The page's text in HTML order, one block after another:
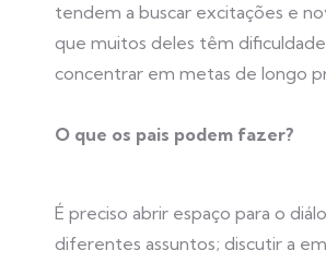
tendem a buscar excitações e
que muitos deles têm
concentrar em metas de longo
O que os pais podem fazer?
É preciso abrir espaço para o
diferentes assuntos; discutir a